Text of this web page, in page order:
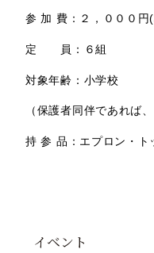
参 加 費：２，０００円(
定 員：６組
対象年齢：小学校
（保護者同伴であれば
持 参 品：エプロン・ト
イベント